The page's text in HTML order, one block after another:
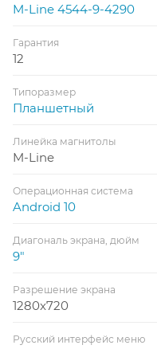
M-Line 4544-9-4290
Гарантия
12
Типоразмер
Планшетный
Линейка магнитолы
M-Line
Операционная система
Android 10
Диагональ экрана, дюйм
9"
Разрешение экрана
1280x720
Русский интерфейс меню